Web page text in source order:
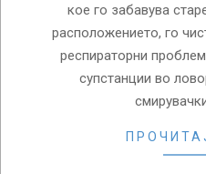
кое го забавува
расположението, го
респираторни
супстанции во